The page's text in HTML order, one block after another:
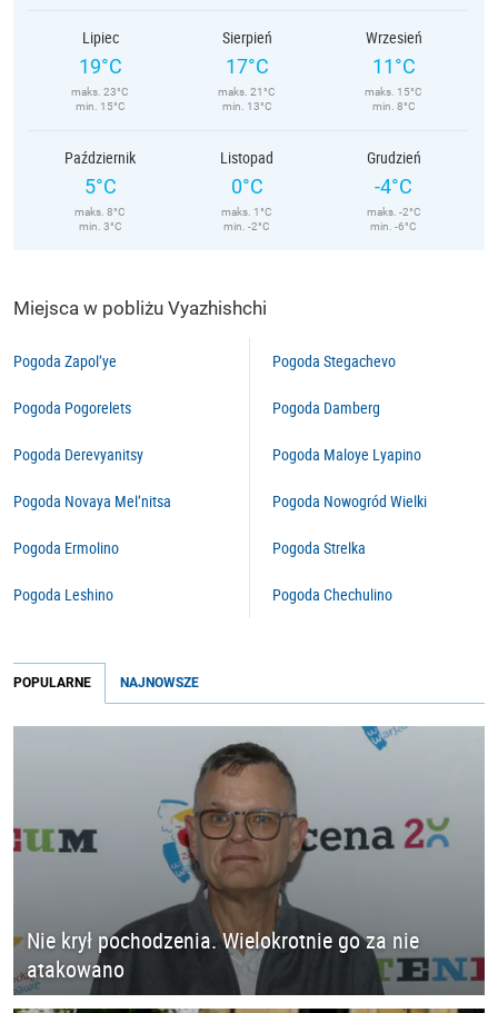
Lipiec
19°C
maks. 23°C
min. 15°C
Sierpień
17°C
maks. 21°C
min. 13°C
Wrzesień
11°C
maks. 15°C
min. 8°C
Październik
5°C
maks. 8°C
min. 3°C
Listopad
0°C
maks. 1°C
min. -2°C
Grudzień
-4°C
maks. -2°C
min. -6°C
Miejsca w pobliżu Vyazhishchi
Pogoda Zapol’ye
Pogoda Pogorelets
Pogoda Derevyanitsy
Pogoda Novaya Mel’nitsa
Pogoda Ermolino
Pogoda Leshino
Pogoda Stegachevo
Pogoda Damberg
Pogoda Maloye Lyapino
Pogoda Nowogród Wielki
Pogoda Strelka
Pogoda Chechulino
POPULARNE NAJNOWSZE
Nie krył pochodzenia. Wielokrotnie go za nie
atakowano